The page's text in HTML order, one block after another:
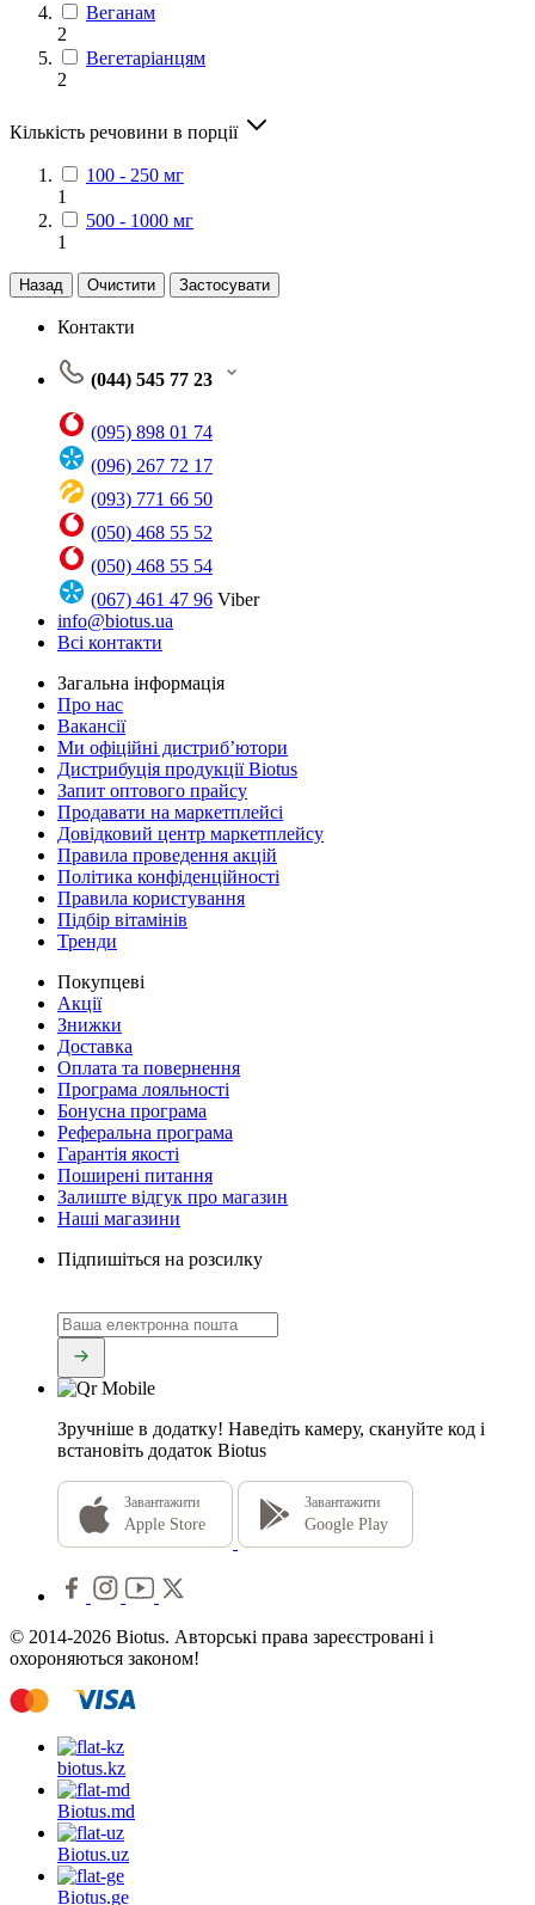
Веганам
2
Вегетаріанцям
2
Кількість речовини в порції
100 - 250 мг
1
500 - 1000 мг
1
Назад Очистити Застосувати
Контакти
(044) 545 77 23
(095) 898 01 74
(096) 267 72 17
(093) 771 66 50
(050) 468 55 52
(050) 468 55 54
(067) 461 47 96 Viber
info@biotus.ua
Всі контакти
Загальна інформація
Про нас
Вакансії
Ми офіційні дистриб’ютори
Дистрибуція продукції Biotus
Запит оптового прайсу
Продавати на маркетплейсі
Довідковий центр маркетплейсу
Правила проведення акцій
Політика конфіденційності
Правила користування
Підбір вітамінів
Тренди
Покупцеві
Акції
Знижки
Доставка
Оплата та повернення
Програма лояльності
Бонусна програма
Реферальна програма
Гарантія якості
Поширені питання
Залиште відгук про магазин
Наші магазини
Підпишіться на розсилку
Зручніше в додатку! Наведіть камеру, скануйте код і
встановіть додаток Biotus
Завантажити
Apple Store
Завантажити
Google Play
© 2014-2026 Biotus. Авторські права зареєстровані і
охороняються законом!
biotus.kz
Biotus.md
Biotus.uz
Biotus.ge